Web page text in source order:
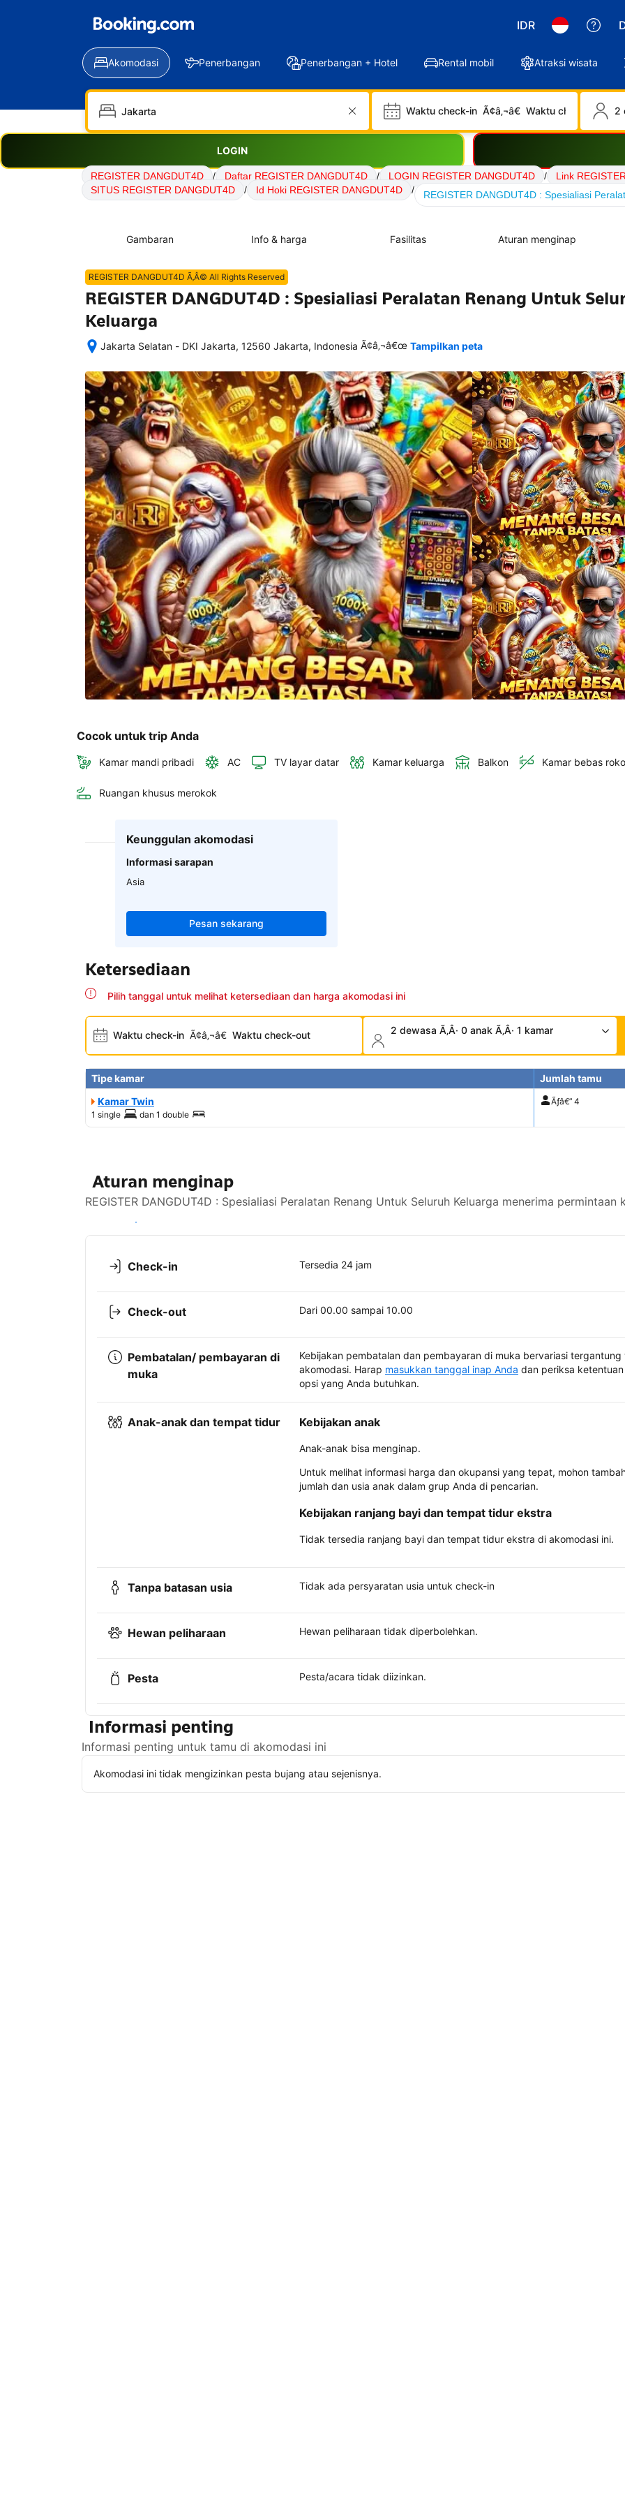
IDR
Akomodasi Penerbangan Penerbangan + Hotel Rental mobil Atraksi wisata
Waktu check-in Ã¢â‚¬â€ Waktu check-out 2
LOGIN
REGISTER DANGDUT4D / Daftar REGISTER DANGDUT4D / LOGIN REGISTER DANGDUT4D / Link
SITUS REGISTER DANGDUT4D
/ Id Hoki REGISTER DANGDUT4D / REGISTER DANGDUT4D : Spesialiasi
Gambaran Info & harga Fasilitas Aturan menginap
REGISTER DANGDUT4D Ã‚Â© All Rights Reserved
REGISTER DANGDUT4D : Spesialiasi Peralatan Renang Untuk
Keluarga
Jakarta Selatan - DKI Jakarta, 12560 Jakarta, Indonesia
memesan,
semua
rincian
akomodasi
termasuk
nomor
telepon
dan
alamat
akan
disertakan
dalam
konfirmasi
pemesanan
dan
akun
Anda.
Ã¢â‚¬â€œ Tampilkan peta
Cocok untuk trip Anda
Kamar mandi pribadi AC TV layar datar Kamar keluarga Balkon Kamar bebas
Ruangan khusus merokok
Keunggulan akomodasi
Informasi sarapan
Asia
Pesan sekarang
Ketersediaan
Pilih tanggal untuk melihat ketersediaan dan harga akomodasi ini
Waktu check-in Ã¢â‚¬â€ Waktu check-out 2 dewasa Ã‚Â· 0 anak Ã‚Â· 1 kamar
Tipe kamar
Jumlah tamu
Kamar Twin
1 single dan 1 double
Ãƒâ€” 4
Aturan menginap
REGISTER DANGDUT4D : Spesialiasi Peralatan Renang Untuk Seluruh Keluarga menerima
Lihat ketersediaan
Check-in Tersedia 24 jam
Check-out Dari 00.00 sampai 10.00
Pembatalan/ pembayaran di
muka
Kebijakan pembatalan dan pembayaran di muka bervariasi tergantung
akomodasi. Harap masukkan tanggal inap Anda dan periksa
opsi yang Anda butuhkan.
Anak-anak dan tempat tidur Kebijakan anak
Anak-anak bisa menginap.
Untuk melihat informasi harga dan okupansi yang tepat, mohon
jumlah dan usia anak dalam grup Anda di pencarian.
Kebijakan ranjang bayi dan tempat tidur ekstra
Tidak tersedia ranjang bayi dan tempat tidur ekstra di akomodasi ini.
Tanpa batasan usia Tidak ada persyaratan usia untuk check-in
Hewan peliharaan Hewan peliharaan tidak diperbolehkan.
Pesta Pesta/acara tidak diizinkan.
Informasi penting
Informasi penting untuk tamu di akomodasi ini
Akomodasi ini tidak mengizinkan pesta bujang atau sejenisnya.